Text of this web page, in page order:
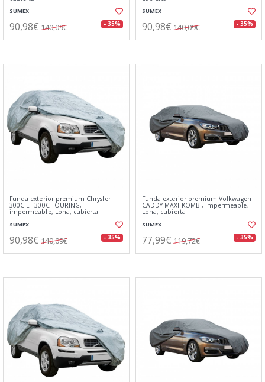
SUMEX
90,98€ 140,09€ - 35%
SUMEX
90,98€ 140,09€ - 35%
Funda exterior premium Chrysler
300C ET 300C TOURING,
impermeable, Lona, cubierta
SUMEX
90,98€ 140,09€ - 35%
Funda exterior premium Volkwagen
CADDY MAXI KOMBI, impermeable,
Lona, cubierta
SUMEX
77,99€ 119,72€ - 35%